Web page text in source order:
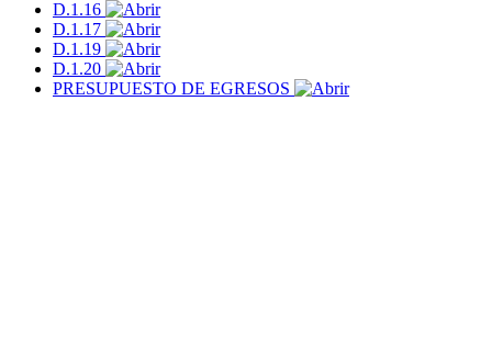
D.1.16
D.1.17
D.1.19
D.1.20
PRESUPUESTO DE EGRESOS